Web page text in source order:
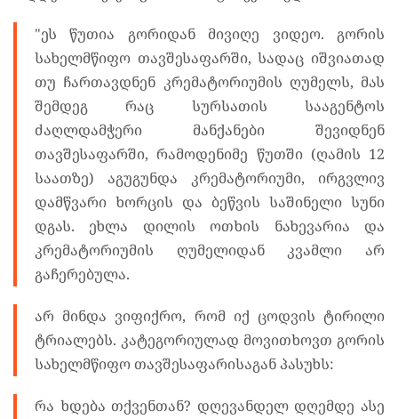
"ეს წუთია გორიდან მივიღე ვიდეო. გორის
სახელმწიფო თავშესაფარში, სადაც იშვიათად
თუ ჩართავდნენ კრემატორიუმის ღუმელს, მას
შემდეგ რაც სურსათის სააგენტოს
ძაღლდამჭერი მანქანები შევიდნენ
თავშესაფარში, რამოდენიმე წუთში (ღამის 12
საათზე) აგუგუნდა კრემატორიუმი, ირგვლივ
დამწვარი ხორცის და ბეწვის საშინელი სუნი
დგას. ეხლა დილის ოთხის ნახევარია და
კრემატორიუმის ღუმელიდან კვამლი არ
გაჩერებულა.
არ მინდა ვიფიქრო, რომ იქ ცოდვის ტირილი
ტრიალებს. კატეგორიულად მოვითხოვთ გორის
სახელმწიფო თავშესაფარისაგან პასუხს:
რა ხდება თქვენთან? დღევანდელ დღემდე ასე